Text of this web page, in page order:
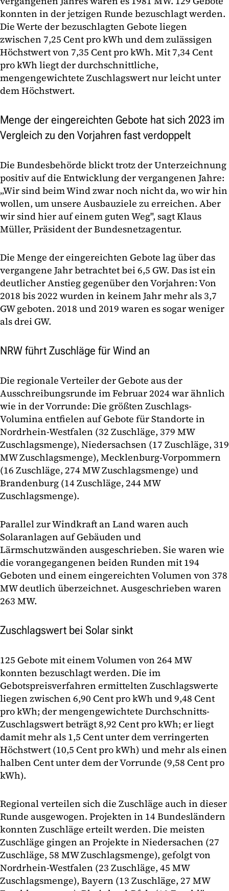
konnten in der jetzigen Runde bezuschlagt werden.
Die Werte der bezuschlagten Gebote liegen
zwischen 7,25 Cent pro kWh und dem zulässigen
Höchstwert von 7,35 Cent pro kWh. Mit 7,34 Cent
pro kWh liegt der durchschnittliche,
mengengewichtete Zuschlagswert nur leicht unter
dem Höchstwert.
Menge der eingereichten Gebote hat sich 2023 im
Vergleich zu den Vorjahren fast verdoppelt
Die Bundesbehörde blickt trotz der Unterzeichnung
positiv auf die Entwicklung der vergangenen Jahre:
„Wir sind beim Wind zwar noch nicht da, wo wir hin
wollen, um unsere Ausbauziele zu erreichen. Aber
wir sind hier auf einem guten Weg", sagt Klaus
Müller, Präsident der Bundesnetzagentur.
Die Menge der eingereichten Gebote lag über das
vergangene Jahr betrachtet bei 6,5 GW. Das ist ein
deutlicher Anstieg gegenüber den Vorjahren: Von
2018 bis 2022 wurden in keinem Jahr mehr als 3,7
GW geboten. 2018 und 2019 waren es sogar weniger
als drei GW.
NRW führt Zuschläge für Wind an
Die regionale Verteiler der Gebote aus der
Ausschreibungsrunde im Februar 2024 war ähnlich
wie in der Vorrunde: Die größten Zuschlags-
Volumina entfielen auf Gebote für Standorte in
Nordrhein-Westfalen (32 Zuschläge, 379 MW
Zuschlagsmenge), Niedersachsen (17 Zuschläge, 319
MW Zuschlagsmenge), Mecklenburg-Vorpommern
(16 Zuschläge, 274 MW Zuschlagsmenge) und
Brandenburg (14 Zuschläge, 244 MW
Zuschlagsmenge).
Parallel zur Windkraft an Land waren auch
Solaranlagen auf Gebäuden und
Lärmschutzwänden ausgeschrieben. Sie waren wie
die vorangegangenen beiden Runden mit 194
Geboten und einem eingereichten Volumen von 378
MW deutlich überzeichnet. Ausgeschrieben waren
263 MW.
Zuschlagswert bei Solar sinkt
125 Gebote mit einem Volumen von 264 MW
konnten bezuschlagt werden. Die im
Gebotspreisverfahren ermittelten Zuschlagswerte
liegen zwischen 6,90 Cent pro kWh und 9,48 Cent
pro kWh; der mengengewichtete Durchschnitts-
Zuschlagswert beträgt 8,92 Cent pro kWh; er liegt
damit mehr als 1,5 Cent unter dem verringerten
Höchstwert (10,5 Cent pro kWh) und mehr als einen
halben Cent unter dem der Vorrunde (9,58 Cent pro
kWh).
Regional verteilen sich die Zuschläge auch in dieser
Runde ausgewogen. Projekten in 14 Bundesländern
konnten Zuschläge erteilt werden. Die meisten
Zuschläge gingen an Projekte in Niedersachen (27
Zuschläge, 58 MW Zuschlagsmenge), gefolgt von
Nordrhein-Westfalen (23 Zuschläge, 45 MW
Zuschlagsmenge), Bayern (13 Zuschläge, 27 MW